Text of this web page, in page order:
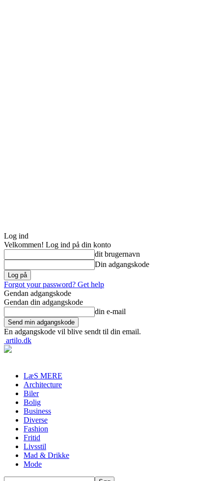
Log ind
Velkommen! Log ind på din konto
dit brugernavn
Din adgangskode
Forgot your password? Get help
Gendan adgangskode
Gendan din adgangskode
din e-mail
En adgangskode vil blive sendt til din email.
artilo.dk
LæS MERE
Architecture
Biler
Bolig
Business
Diverse
Fashion
Fritid
Livsstil
Mad & Drikke
Mode